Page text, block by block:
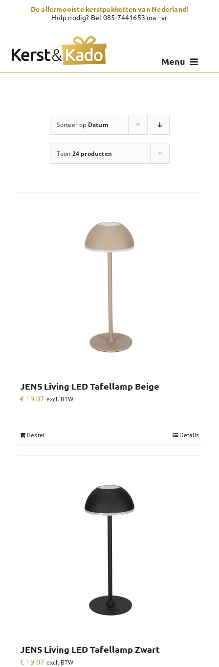
De allermooiste kerstpakketten van Nederland!
Hulp nodig? Bel 085-7441653 ma - vr
Menu
Zelf samenstellen
Sorteer op Datum
Toon 24 producten
JENS Living LED Tafellamp Beige
€ 19,07 excl. BTW
Bestel Details
JENS Living LED Tafellamp Zwart
€ 19,07 excl. BTW